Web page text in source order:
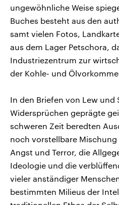
ungewöhnliche Weise
Buches besteht aus den
samt vielen Fotos,
aus dem Lager Petschora,
Industriezentrum zur
der Kohle- und
In den Briefen von Lew und
Widersprüchen geprägte
schweren Zeit beredten
noch vorstellbare
Angst und Terror, die
Ideologie und die
vieler anständiger
bestimmten Milieus der